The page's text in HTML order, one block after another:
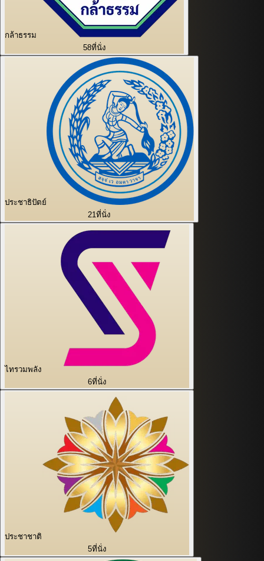
กล้าธรรม
58ที่นั่ง
ประชาธิปัตย์
21ที่นั่ง
ไทรวมพลัง
6ที่นั่ง
ประชาชาติ
5ที่นั่ง